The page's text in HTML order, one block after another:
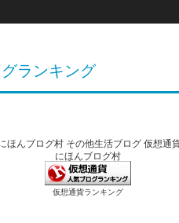
ランキング
にほんブログ村
仮想通貨ランキング